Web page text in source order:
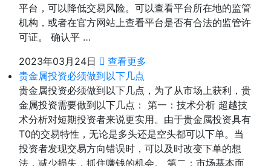
平台，可以降低交易风险。可以查看平台所在地的监管
机构，或者在官方网站上查看平台是否有合法的监管许
可证。 确认平 …
2023年03月24日
查看更多
贵金属投资必须做到以下几点
贵金属投资必须做到以下几点，为了从市场上获利，贵
金属投资需要做到以下几点： 第一：技术分析 超越技
术分析对短期投资者来说更实用。由于贵金属投资具有
T0的交易特性，无论是多头还是空头都可以下单。当
投资者发现交易方向错误时，可以及时改变下单的想
法，减少损失，抓住赚钱的机会。 第二：市场基本面